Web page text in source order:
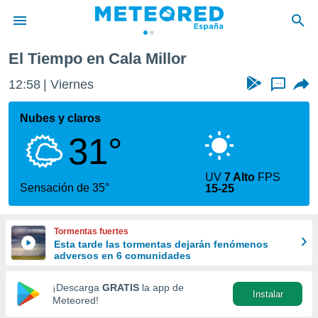
de
por
que se
calidad.
a este
las
y
forma
digital
basada
El Tiempo en Cala Millor
12:58 Viernes ...
Nubes y claros
31°
Sensación de 35°
UV7 Alto FPS
15-25
Tormentas fuertes
Esta tarde las tormentas dejarán fenómenos
adversos en 6 comunidades
¡Descarga GRATIS la app de
Meteored!
Instalar